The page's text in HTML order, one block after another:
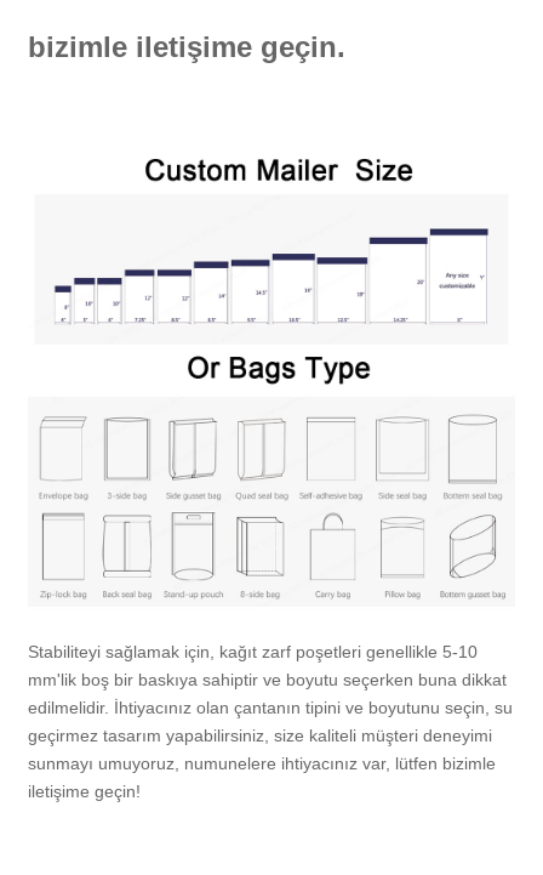
bizimle iletişime geçin.
Stabiliteyi sağlamak için, kağıt zarf poşetleri genellikle 5-10
mm'lik boş bir baskıya sahiptir ve boyutu seçerken buna dikkat
edilmelidir. İhtiyacınız olan çantanın tipini ve boyutunu seçin, su
geçirmez tasarım yapabilirsiniz, size kaliteli müşteri deneyimi
sunmayı umuyoruz, numunelere ihtiyacınız var, lütfen bizimle
iletişime geçin!